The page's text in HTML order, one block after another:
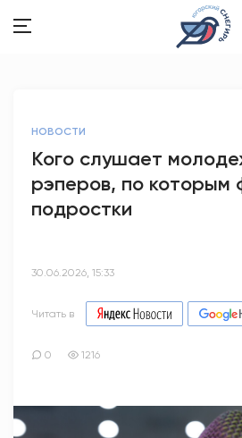
СПОРТ
НОВОСТИ
Кого слушает
рэперов, по которым
подростки
30.06.2026, 15:33
Читать в
0 1216